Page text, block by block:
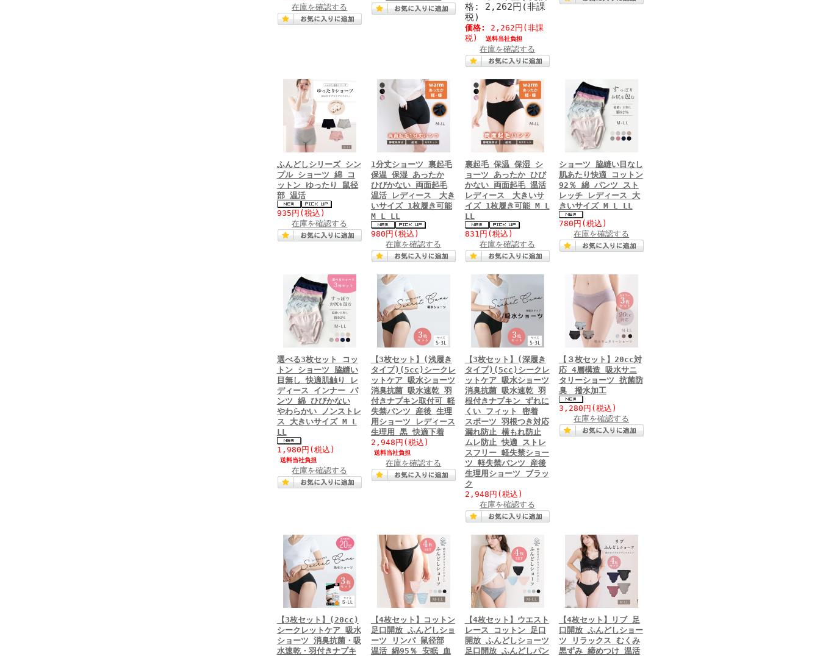
在庫を確認する
格: 2,262円(非課
税)
価格: 2,262円 (非課
税)
送料当社負担
在庫を確認する
ふんどしシリーズ シン
プル ショーツ 綿 コ
ットン ゆったり 鼠径
部 温活
935円 (税込)
在庫を確認する
1分丈ショーツ 裏起毛
保温 保湿 あったか
ひびかない 両面起毛
温活 レディース 大き
いサイズ 1枚履き可能
M L LL
980円 (税込)
在庫を確認する
裏起毛 保温 保湿 シ
ョーツ あったか ひび
かない 両面起毛 温活
レディース 大きいサ
イズ 1枚履き可能 M L
LL
831円 (税込)
在庫を確認する
ショーツ 脇縫い目なし
肌あたり快適 コットン
92％ 綿 パンツ スト
レッチ レディース 大
きいサイズ M L LL
780円 (税込)
在庫を確認する
選べる3枚セット コッ
トン ショーツ 脇縫い
目無し 快適肌触り レ
ディース インナー パ
ンツ 綿 ひびかない
やわらかい ノンストレ
ス 大きいサイズ M L
LL
1,980円 (税込)
送料当社負担
在庫を確認する
【3枚セット】(浅履き
タイプ)(5cc)シークレ
ットケア 吸水ショーツ
消臭抗菌 吸水速乾 羽
付きナプキン取付可 軽
失禁パンツ 産後 生理
用ショーツ レディース
生理用 黒 快適下着
2,948円 (税込)
送料当社負担
在庫を確認する
【3枚セット】(深履き
タイプ)(5cc)シークレ
ットケア 吸水ショーツ
消臭抗菌 吸水速乾 羽
根付きナプキン ずれに
くい フィット 密着
スポーツ 羽根つき対応
漏れ防止 横もれ防止
ムレ防止 快適 ストレ
スフリー 軽失禁ショー
ツ 軽失禁パンツ 産後
生理用ショーツ ブラッ
ク
2,948円 (税込)
在庫を確認する
【３枚セット】20cc対
応 4層構造 吸水サニ
タリーショーツ 抗菌防
臭 撥水加工
3,280円 (税込)
在庫を確認する
【3枚セット】(20cc)
シークレットケア 吸水
ショーツ 消臭抗菌・吸
水速乾・羽付きナプキ
【4枚セット】コットン
足口開放 ふんどしショ
ーツ リンパ 鼠径部
温活 綿95％ 安眠 血
【4枚セット】ウエスト
レース コットン 足口
開放 ふんどしショーツ
足口開放 ふんどしパン
【4枚セット】リブ 足
口開放 ふんどしショー
ツ リラックス むくみ
黒ずみ 締めつけ 温活